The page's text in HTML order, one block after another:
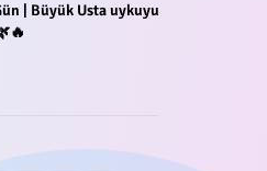
| Büyük Usta uykuyu